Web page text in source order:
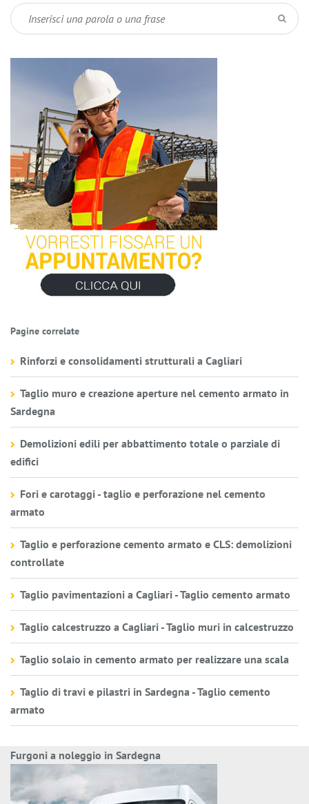
Pagine correlate
Rinforzi e consolidamenti strutturali a Cagliari
Taglio muro e creazione aperture nel cemento armato in
Sardegna
Demolizioni edili per abbattimento totale o parziale di
edifici
Fori e carotaggi - taglio e perforazione nel cemento
armato
Taglio e perforazione cemento armato e CLS: demolizioni
controllate
Taglio pavimentazioni a Cagliari - Taglio cemento armato
Taglio calcestruzzo a Cagliari - Taglio muri in calcestruzzo
Taglio solaio in cemento armato per realizzare una scala
Taglio di travi e pilastri in Sardegna - Taglio cemento
armato
Furgoni a noleggio in Sardegna